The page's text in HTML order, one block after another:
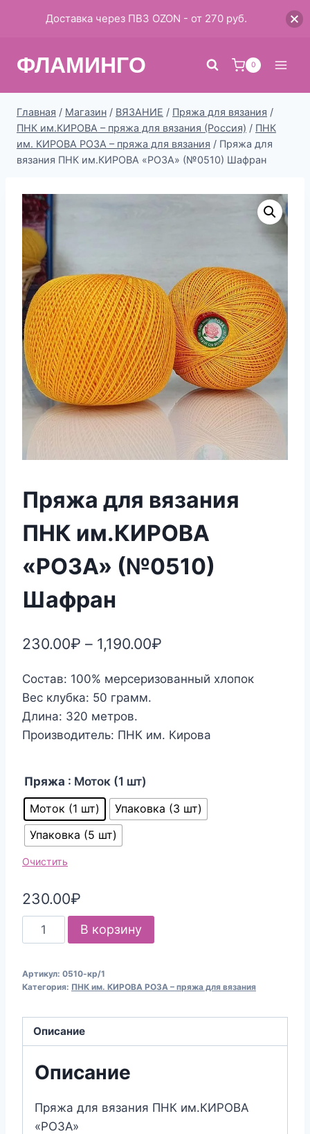
ФЛАМИНГО 0
Главная / Магазин / ВЯЗАНИЕ / Пряжа для вязания /
ПНК им.КИРОВА – пряжа для вязания (Россия) / ПНК
им. КИРОВА РОЗА – пряжа для вязания / Пряжа для
вязания ПНК им.КИРОВА «РОЗА» (№0510) Шафран
Пряжа для вязания
ПНК им.КИРОВА
«РОЗА» (№0510)
Шафран
230.00₽ – 1,190.00₽
Состав: 100% мерсеризованный хлопок
Вес клубка: 50 грамм.
Длина: 320 метров.
Производитель: ПНК им. Кирова
Пряжа : Моток (1 шт)
Моток (1 шт)
Упаковка (3 шт)
Упаковка (5 шт)
Очистить
230.00₽
Количество
товара
для
ПНК
им.КИРОВА
(№0510)
В корзину
Артикул: 0510-кр/1
Категория: ПНК им. КИРОВА РОЗА – пряжа для вязания
Описание
Описание
Пряжа для вязания ПНК им.КИРОВА
«РОЗА»
Доставка через ПВЗ OZON - от 270 руб.